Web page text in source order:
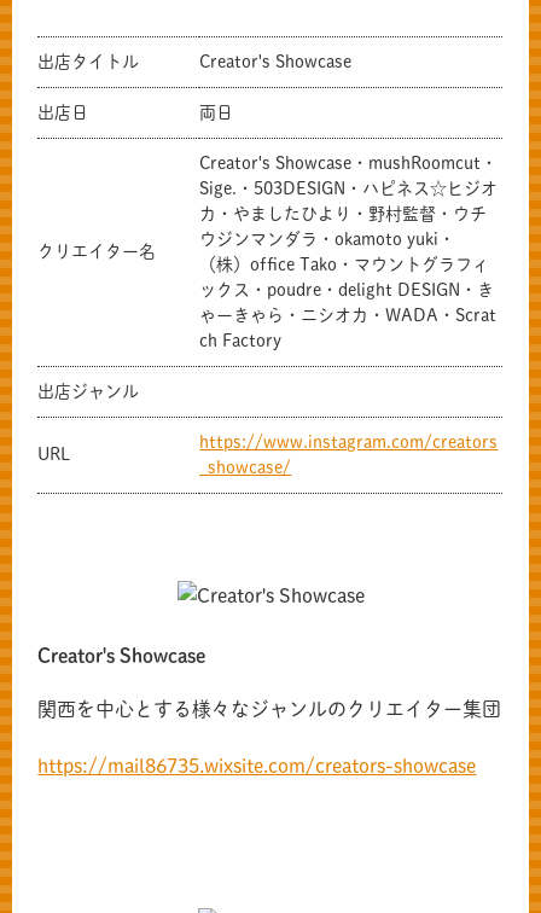
出店タイトル Creator's Showcase
出店日 両日
クリエイター名
Creator's Showcase・mushRoomcut・
Sige.・503DESIGN・ハピネス☆ヒジオ
カ・やましたひより・野村監督・ウチ
ウジンマンダラ・okamoto yuki・
（株）office Tako・マウントグラフィ
ックス・poudre・delight DESIGN・き
ゃーきゃら・ニシオカ・WADA・Scrat
ch Factory
出店ジャンル
URL
https://www.instagram.com/creators
_showcase/
Creator's Showcase
関西を中心とする様々なジャンルのクリエイター集団
https://mail86735.wixsite.com/creators-showcase